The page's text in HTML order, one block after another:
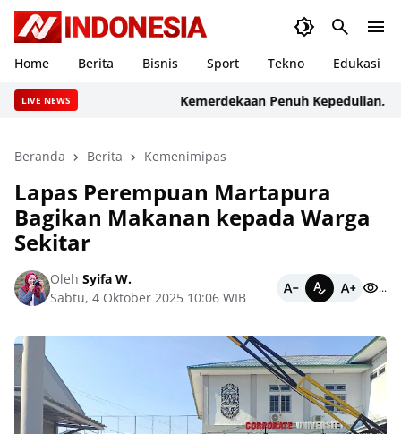
Home Berita Bisnis Sport Tekno Edukasi
LIVE NEWS Kemerdekaan Penuh Kepedulian,
Beranda Berita Kemenimipas
Lapas Perempuan Martapura
Bagikan Makanan kepada Warga
Sekitar
Oleh Syifa W.
Sabtu, 4 Oktober 2025 10:06 WIB
...